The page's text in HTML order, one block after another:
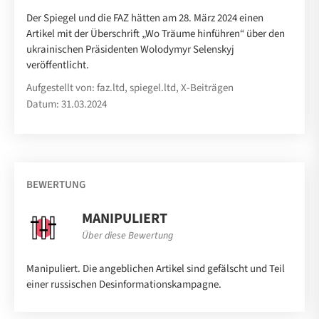
Der Spiegel und die FAZ hätten am 28. März 2024 einen
Artikel mit der Überschrift „Wo Träume hinführen“ über den
ukrainischen Präsidenten Wolodymyr Selenskyj
veröffentlicht.
Aufgestellt von: faz.ltd, spiegel.ltd, X-Beiträgen
Datum: 31.03.2024
BEWERTUNG
MANIPULIERT
Über diese Bewertung
Manipuliert. Die angeblichen Artikel sind gefälscht und Teil
einer russischen Desinformationskampagne.